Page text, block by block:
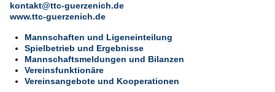
kontakt@ttc-guerzenich.de
www.ttc-guerzenich.de
Mannschaften und Ligeneinteilung
Spielbetrieb und Ergebnisse
Mannschaftsmeldungen und Bilanzen
Vereinsfunktionäre
Vereinsangebote und Kooperationen